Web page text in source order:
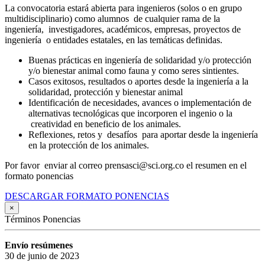
La convocatoria estará abierta para ingenieros (solos o en grupo
multidisciplinario) como alumnos de cualquier rama de la
ingeniería, investigadores, académicos, empresas, proyectos de
ingeniería o entidades estatales, en las temáticas definidas.
Buenas prácticas en ingeniería de solidaridad y/o protección
y/o bienestar animal como fauna y como seres sintientes.
Casos exitosos, resultados o aportes desde la ingeniería a la
solidaridad, protección y bienestar animal
Identificación de necesidades, avances o implementación de
alternativas tecnológicas que incorporen el ingenio o la
creatividad en beneficio de los animales.
Reflexiones, retos y desafíos para aportar desde la ingeniería
en la protección de los animales.
Por favor enviar al correo prensasci@sci.org.co el resumen en el
formato ponencias
DESCARGAR FORMATO PONENCIAS
×
Términos Ponencias
Envío resúmenes
30 de junio de 2023